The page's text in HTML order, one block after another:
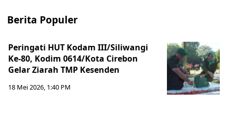
Berita Populer
Peringati HUT Kodam III/Siliwangi
Ke-80, Kodim 0614/Kota Cirebon
Gelar Ziarah TMP Kesenden
18 Mei 2026, 1:40 PM